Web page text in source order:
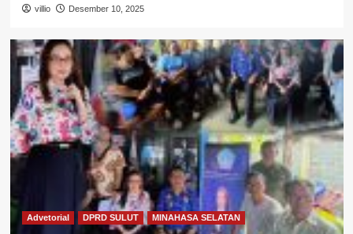
villio Desember 10, 2025
Advetorial DPRD SULUT MINAHASA SELATAN